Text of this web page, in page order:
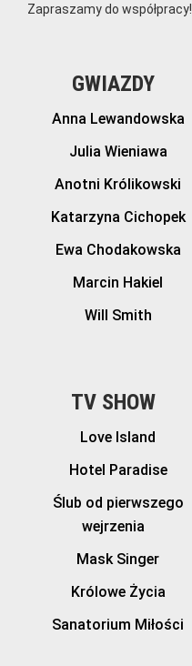
Zapraszamy do współpracy!
GWIAZDY
Anna Lewandowska
Julia Wieniawa
Anotni Królikowski
Katarzyna Cichopek
Ewa Chodakowska
Marcin Hakiel
Will Smith
TV SHOW
Love Island
Hotel Paradise
Ślub od pierwszego
wejrzenia
Mask Singer
Królowe Życia
Sanatorium Miłości